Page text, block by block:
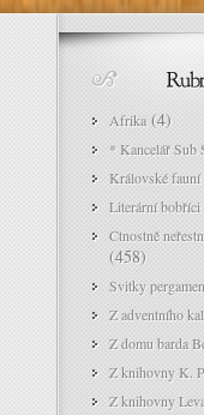
Afrika (4)
* Kancelář Sub
Královské
Literární bobříci
Ctnostně
(458)
Svitky
Z adventního
Z domu barda
Z knihovny K.
Z knihovny